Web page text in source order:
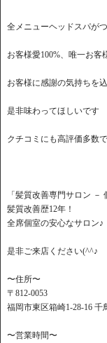
全メニューヘッドスパが
お客様愛100%、唯一お客
お客様に感謝の気持ちを
是非味わってほしいです
クチコミにも高評価多数
「髪質改善専門サロン －
髪質改善歴12年！
全席個室の安心なサロン♪
是非ご来店ください(^^♪
〜住所〜
〒812-0053
福岡市東区箱崎1-28-16 千
〜営業時間〜